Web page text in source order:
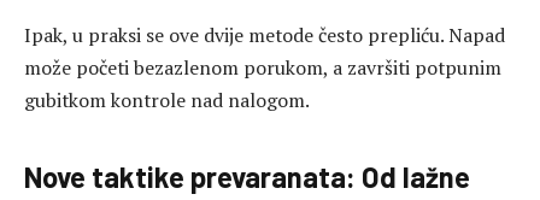
Ipak, u praksi se ove dvije metode često prepliću. Napad
može početi bezazlenom porukom, a završiti potpunim
gubitkom kontrole nad nalogom.
Nove taktike prevaranata: Od lažne